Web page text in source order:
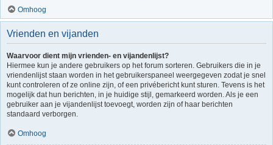
Omhoog
Vrienden en vijanden
Waarvoor dient mijn vrienden- en vijandenlijst?
Hiermee kun je andere gebruikers op het forum sorteren. Gebruikers die in je
vriendenlijst staan worden in het gebruikerspaneel weergegeven zodat je snel
kunt controleren of ze online zijn, of een privébericht kunt sturen. Tevens is het
mogelijk dat hun berichten, in je huidige stijl, gemarkeerd worden. Als je een
gebruiker aan je vijandenlijst toevoegt, worden zijn of haar berichten
standaard verborgen.
Omhoog